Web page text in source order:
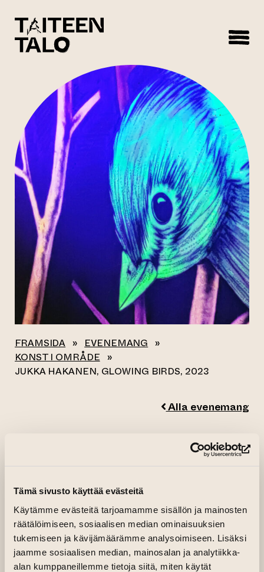
Tämä sivusto käyttää evästeitä
Käytämme evästeitä tarjoamamme sisällön ja mainosten
räätälöimiseen, sosiaalisen median ominaisuuksien
tukemiseen ja kävijämäärämme analysoimiseen. Lisäksi
jaamme sosiaalisen median, mainosalan ja analytiikka-
alan kumppaneillemme tietoja siitä, miten käytät
FRAMSIDA » EVENEMANG »
KONST I OMRÅDE »
JUKKA HAKANEN, GLOWING BIRDS, 2023
Alla evenemang
JUKKA HAKANEN,
GLOWING
BIRDS, 2023
06.12.2023–18.12.2023 kl. 08.00—23.00
Konstvägg
Jukka Hakanen, Glowing birds, 2023